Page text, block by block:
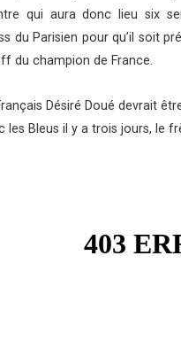
qui aura donc lieu six
du Parisien pour qu’il soit
du champion de France.
Désiré Doué devrait
les Bleus il y a trois jours, le